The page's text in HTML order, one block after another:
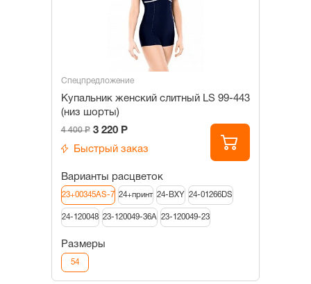
Спецпредложение
Купальник женский слитный LS 99-443
(низ шорты)
4 400 Р 3 220 Р
Быстрый заказ
Варианты расцветок
23+00345AS-7 24+принт 24-BXY 24-01266DS
24-120048 23-120049-36А 23-120049-23
Размеры
54